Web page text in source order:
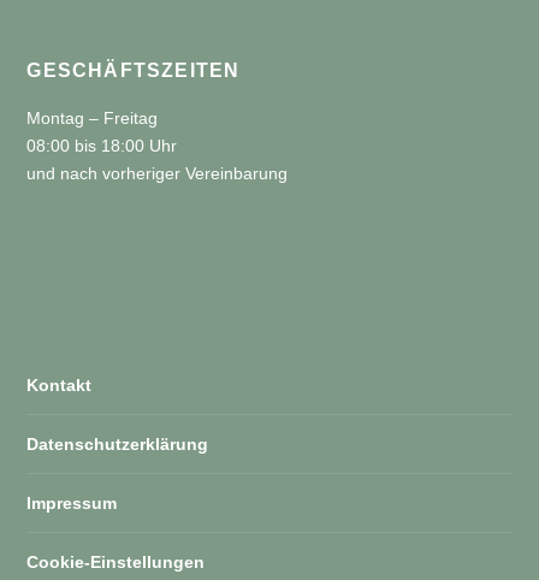
GESCHÄFTSZEITEN
Montag – Freitag
08:00 bis 18:00 Uhr
und nach vorheriger Vereinbarung
Kontakt
Datenschutzerklärung
Impressum
Cookie-Einstellungen